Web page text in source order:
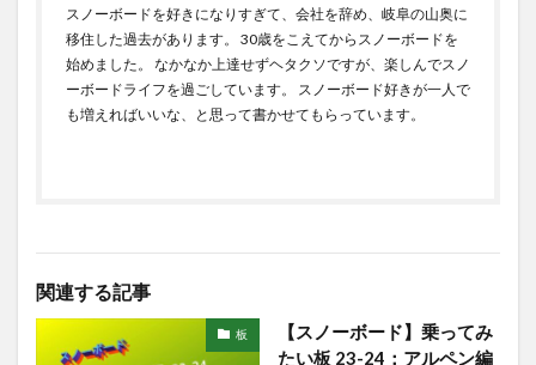
スノーボードを好きになりすぎて、会社を辞め、岐阜の山奥に
移住した過去があります。 30歳をこえてからスノーボードを
始めました。 なかなか上達せずヘタクソですが、楽しんでスノ
ーボードライフを過ごしています。 スノーボード好きが一人で
も増えればいいな、と思って書かせてもらっています。
関連する記事
板
【スノーボード】乗ってみ
たい板 23-24：アルペン編